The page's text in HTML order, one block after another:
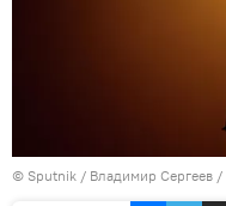
© Sputnik / Владимир Сергеев /